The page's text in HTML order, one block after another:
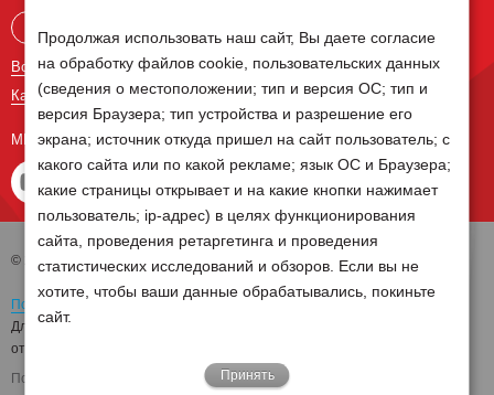
Все контакты
Карта сайта
МЫ В СОЦ СЕТЯХ
© 2026 Группа компаний Белагро
Политика обработки персональных данных
Для отзыва согласия на обработку персональных данных необходимо
отправить письмо на электронную почту
Продолжая использовать наш сайт, Вы даете согласие
на обработку файлов cookie, пользовательских данных
(сведения о местоположении; тип и версия ОС; тип и
версия Браузера; тип устройства и разрешение его
экрана; источник откуда пришел на сайт пользователь; с
какого сайта или по какой рекламе; язык ОС и Браузера;
какие страницы открывает и на какие кнопки нажимает
пользователь; ip-адрес) в целях функционирования
сайта, проведения ретаргетинга и проведения
статистических исследований и обзоров. Если вы не
хотите, чтобы ваши данные обрабатывались, покиньте
сайт.
Принять
Поддержка сайта